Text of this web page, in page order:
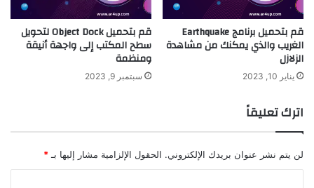
قم بتحميل برنامج Earthquake
الغريب والذي يمكنك من مشاهدة
الزلازل
يناير 10, 2023
قم بتحميل Object Dock لتحويل
سطح المكتب إلى واجهة أنيقة
ومنظمة
سبتمبر 9, 2023
اترك تعليقاً
لن يتم نشر عنوان بريدك الإلكتروني. الحقول الإلزامية مشار إليها بـ *